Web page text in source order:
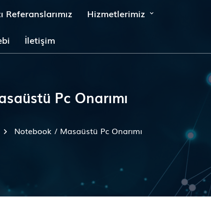
Referanslarımız Hizmetlerimiz
İletişim
Pc Onarımı
Notebook / Masaüstü Pc Onarımı